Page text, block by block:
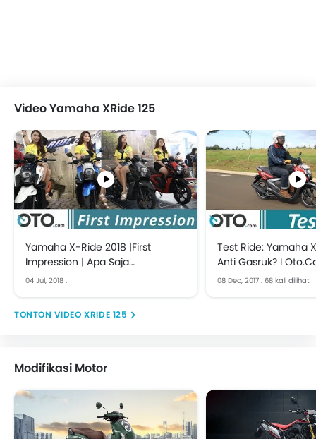
Video Yamaha XRide 125
Yamaha X-Ride 2018 |First
Impression | Apa Saja
Perbedaannya? | OTO.com
04 Jul, 2018 .
Test Ride: Yamaha
Anti Gasruk? I
08 Dec, 2017 . 68 kali dilihat
VIDEO XRIDE 125
Modifikasi Motor